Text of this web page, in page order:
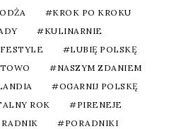
KROK PO KROKU
KULINARNIE
LUBIĘ POLSKĘ
NASZYM ZDANIEM
OGARNIJ POLSKĘ
ROK
PIRENEJE
PORADNIKI